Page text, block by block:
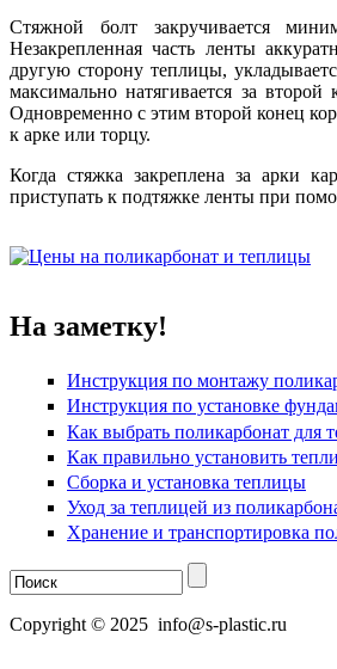
Стяжной болт закручивается
Незакрепленная часть ленты
другую сторону теплицы,
максимально натягивается за второй
Одновременно с этим второй конец
к арке или торцу.
Когда стяжка закреплена за арки
приступать к подтяжке ленты при
На заметку!
Инструкция по монтажу
Инструкция по установке
Как выбрать поликарбонат для
Как правильно установить
Сборка и установка теплицы
Уход за теплицей из
Хранение и транспортировка
Форма поиска
Copyright © 2025 info@s-plastic.ru